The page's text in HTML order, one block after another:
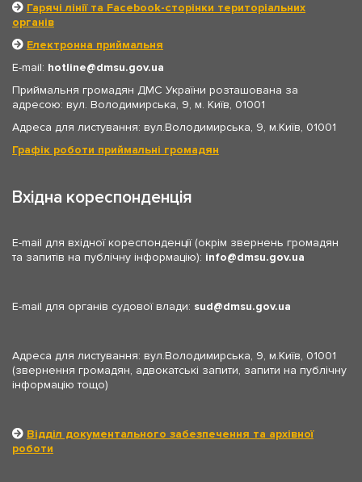
Гарячі лінії та Facebook-сторінки територіальних
органів
Електронна приймальня
E-mail: hotline
dmsu.gov.ua
Приймальня громадян ДМС України розташована за
адресою: вул. Володимирська, 9, м. Київ, 01001
Адреса для листування: вул.Володимирська, 9, м.Київ, 01001
Графік роботи приймальні громадян
Вхідна кореспонденція
E-mail для вхідної кореспонденції (окрім звернень громадян
та запитів на публічну інформацію): info dmsu.gov.ua
E-mail для органів судової влади: sud dmsu.gov.ua
Адреса для листування: вул.Володимирська, 9, м.Київ, 01001
(звернення громадян, адвокатські запити, запити на публічну
інформацію тощо)
Відділ документального забезпечення та архівної
роботи